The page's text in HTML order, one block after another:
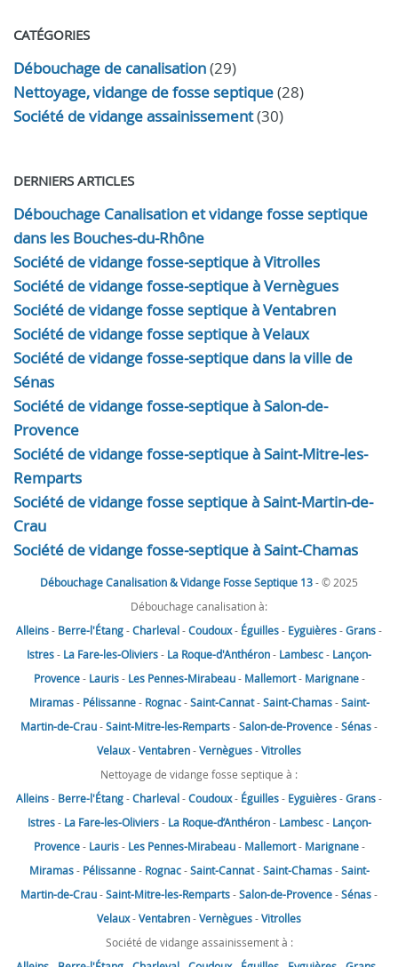
CATÉGORIES
Débouchage de canalisation(29)
Nettoyage, vidange de fosse septique(28)
Société de vidange assainissement(30)
DERNIERS ARTICLES
Débouchage Canalisation et vidange fosse septique
dans les Bouches-du-Rhône
Société de vidange fosse-septique à Vitrolles
Société de vidange fosse-septique à Vernègues
Société de vidange fosse septique à Ventabren
Société de vidange fosse septique à Velaux
Société de vidange fosse-septique dans la ville de
Sénas
Société de vidange fosse-septique à Salon-de-
Provence
Société de vidange fosse-septique à Saint-Mitre-les-
Remparts
Société de vidange fosse septique à Saint-Martin-de-
Crau
Société de vidange fosse-septique à Saint-Chamas
Débouchage Canalisation & Vidange Fosse Septique 13- © 2025
Débouchage canalisation à:
Alleins- Berre-l'Étang-Charleval-Coudoux- Éguilles- Eyguières-Grans-
Istres- La Fare-les-Oliviers- La Roque-d'Anthéron- Lambesc- Lançon-
Provence- Lauris- Les Pennes-Mirabeau- Mallemort- Marignane-
Miramas- Pélissanne- Rognac-Saint-Cannat-Saint-Chamas-Saint-
Martin-de-Crau-Saint-Mitre-les-Remparts-Salon-de-Provence-Sénas-
Velaux-Ventabren-Vernègues-Vitrolles
Nettoyage de vidange fosse septique à :
Alleins- Berre-l'Étang-Charleval-Coudoux- Éguilles- Eyguières-Grans-
Istres- La Fare-les-Oliviers- La Roque-d’Anthéron- Lambesc- Lançon-
Provence- Lauris- Les Pennes-Mirabeau- Mallemort- Marignane-
Miramas- Pélissanne- Rognac-Saint-Cannat-Saint-Chamas-Saint-
Martin-de-Crau-Saint-Mitre-les-Remparts-Salon-de-Provence-Sénas-
Velaux-Ventabren-Vernègues-Vitrolles
Société de vidange assainissement à :